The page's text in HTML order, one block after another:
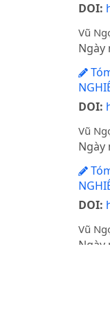
DOI:
Vũ
Ngày
DOI:
Vũ
Ngày
DOI:
Vũ
Ngày